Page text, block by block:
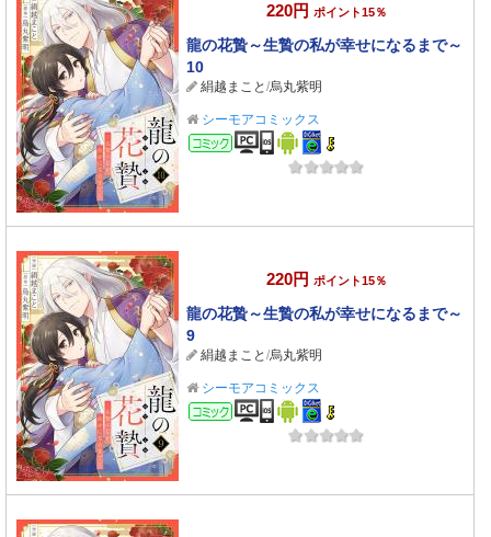
220円 ポイント15％
龍の花贄～生贄の私が幸せになるまで～
10
絹越まこと /烏丸紫明
シーモアコミックス
コミック
220円 ポイント15％
龍の花贄～生贄の私が幸せになるまで～
9
絹越まこと /烏丸紫明
シーモアコミックス
コミック